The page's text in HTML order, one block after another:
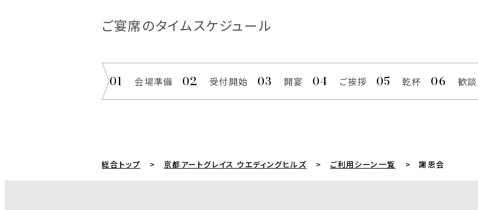
ご宴席のタイムスケジュール
会場準備 受付開始 開宴 ご挨拶 乾杯 歓談
総合トップ 京都アートグレイス ウエディングヒルズ ご利用シーン一覧 謝恩会